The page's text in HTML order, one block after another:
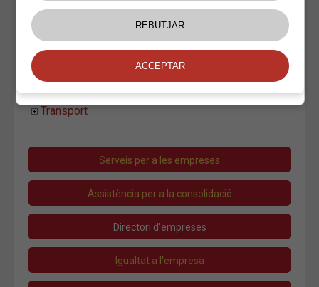
Vodafone
Instal.lacions i Manteniment
Moda i Complements
Oci
Salut
Transport
Serveis per a les empreses
Assistència per a la consolidació
Directori d'empreses
Igualtat a l'empresa